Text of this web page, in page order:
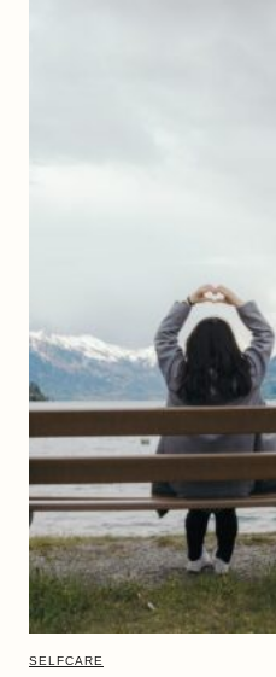
SELFCARE